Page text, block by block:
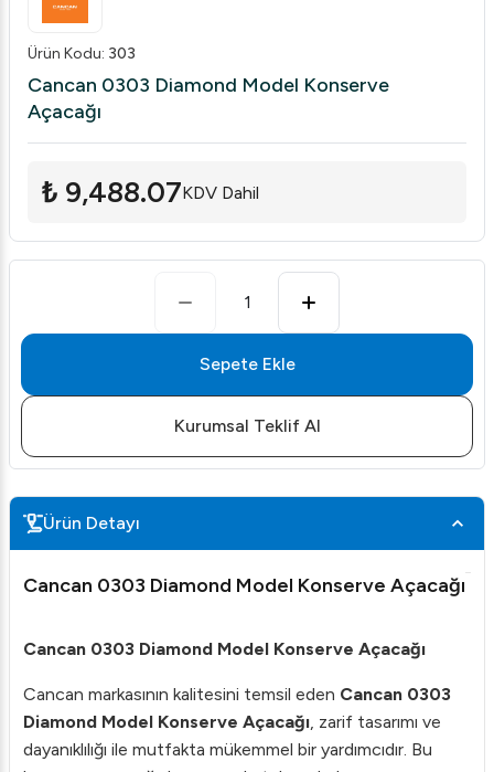
Ürün Kodu: 303
Cancan 0303 Diamond Model Konserve
Açacağı
₺ 9,488.07KDV Dahil
1
Sepete Ekle
Kurumsal Teklif Al
Ürün Detayı
Cancan 0303 Diamond Model Konserve Açacağı
Cancan 0303 Diamond Model Konserve Açacağı
Cancan markasının kalitesini temsil eden Cancan 0303
Diamond Model Konserve Açacağı, zarif tasarımı ve
dayanıklılığı ile mutfakta mükemmel bir yardımcıdır. Bu